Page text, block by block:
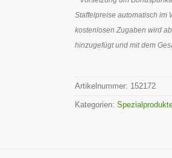
Staffelpreise automatisch im
kostenlosen Zugaben wird
hinzugefügt und mit dem
Artikelnummer: 152172
Kategorien: